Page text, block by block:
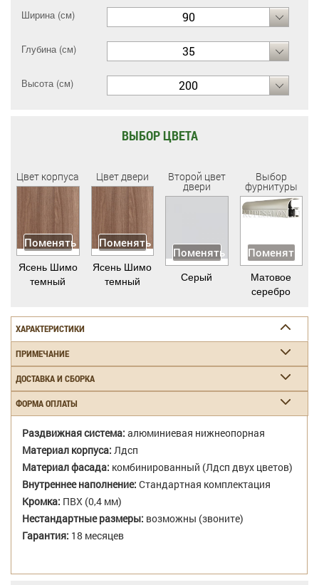
Ширина (см) 90
Глубина (см) 35
Высота (см) 200
ВЫБОР ЦВЕТА
Цвет корпуса
Поменять
Ясень Шимо
темный
Цвет двери
Поменять
Ясень Шимо
темный
Второй цвет
двери
Поменять
Серый
Выбор
фурнитуры
Поменять
Матовое
серебро
ХАРАКТЕРИСТИКИ
ПРИМЕЧАНИЕ
ДОСТАВКА И СБОРКА
ФОРМА ОПЛАТЫ
Раздвижная система: алюминиевая нижнеопорная
Материал корпуса: Лдсп
Материал фасада: комбинированный (Лдсп двух цветов)
Внутреннее наполнение: Стандартная комплектация
Кромка: ПВХ (0,4 мм)
Нестандартные размеры: возможны (звоните)
Гарантия: 18 месяцев